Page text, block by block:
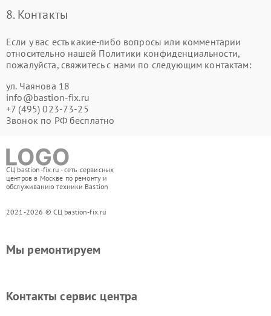
8. Контакты
Если у вас есть какие-либо вопросы или комментарии
относительно нашей Политики конфиденциальности,
пожалуйста, свяжитесь с нами по следующим контактам:
ул. Чаянова 18
info@bastion-fix.ru
+7 (495) 023-73-25
Звонок по РФ бесплатно
СЦ bastion-fix.ru - сеть сервисных
центров в Москве по ремонту и
обслуживанию техники Bastion
2021-2026 © СЦ bastion-fix.ru
Мы ремонтируем
Контакты сервис центра